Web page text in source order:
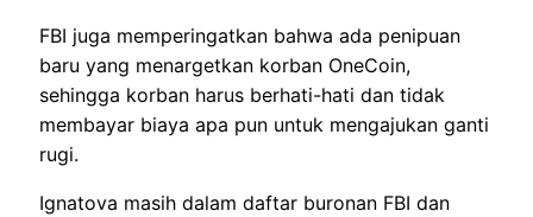
FBI juga memperingatkan bahwa ada penipuan
baru yang menargetkan korban OneCoin,
sehingga korban harus berhati-hati dan tidak
membayar biaya apa pun untuk mengajukan ganti
rugi.
Ignatova masih dalam daftar buronan FBI dan